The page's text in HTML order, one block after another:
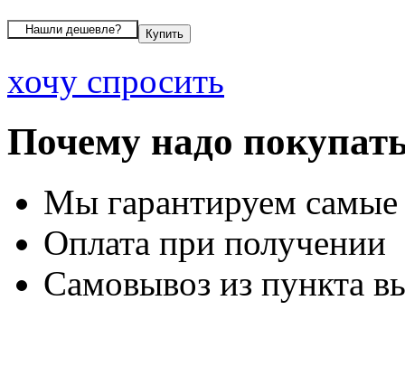
хочу спросить
Почему надо
Мы гарантируем
Оплата при получении
Самовывоз из пункта